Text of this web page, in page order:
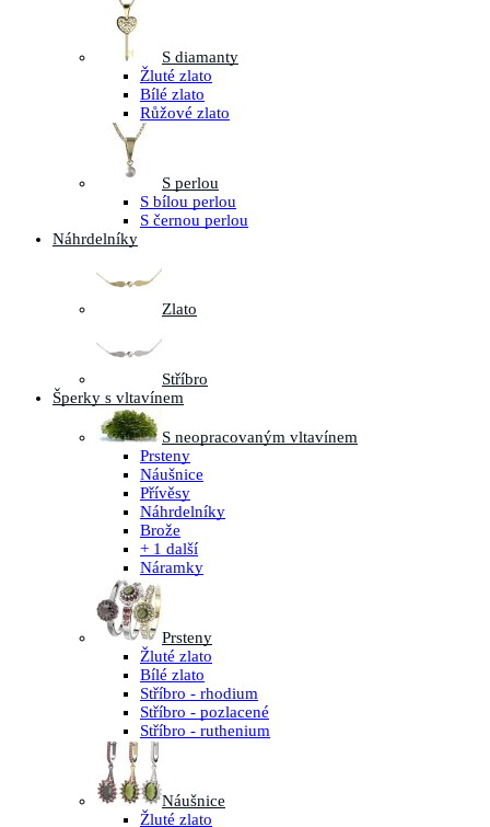
S diamanty
Žluté zlato
Bílé zlato
Růžové zlato
S perlou
S bílou perlou
S černou perlou
Náhrdelníky
Zlato
Stříbro
Šperky s vltavínem
S neopracovaným vltavínem
Prsteny
Náušnice
Přívěsy
Náhrdelníky
Brože
+ 1 další
Náramky
Prsteny
Žluté zlato
Bílé zlato
Stříbro - rhodium
Stříbro - pozlacené
Stříbro - ruthenium
Náušnice
Žluté zlato